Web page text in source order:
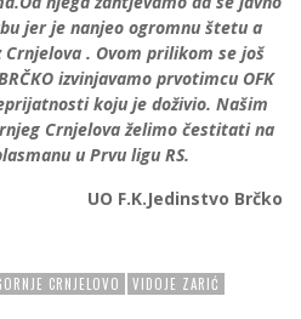
jer je nanjeo ogromnu štetu a
. Ovom prilikom se još
izvinjavamo prvotimcu OFK
koju je doživio. Našim
Crnjelova želimo čestitati na
u Prvu ligu RS.
UO F.K.Jedinstvo Brčko
CRNJELOVO VIDOJE ZARIĆ